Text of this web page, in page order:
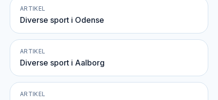
ARTIKEL
Diverse sport i Odense
ARTIKEL
Diverse sport i Aalborg
ARTIKEL